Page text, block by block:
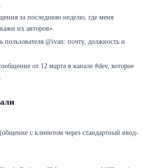
за последнюю неделю, где меня
их авторов».
@ivan: почту, должность и
от 12 марта в канале #dev, которое
с клиентом через стандартный ввод-